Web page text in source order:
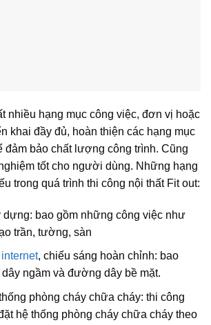
nhiều hạng mục công việc, đơn vị hoặc
khai đầy đủ, hoàn thiện các hạng mục
đảm bảo chất lượng công trình. Cũng
tốt cho người dùng. Những hạng
trong quá trình thi công nội thất Fit out:
dựng: bao gồm những công việc như
trần, tường, sàn
internet, chiếu sáng hoàn chỉnh: bao
ngầm và đường dây bề mặt.
phòng cháy chữa cháy: thi công
hệ thống phòng cháy chữa cháy theo